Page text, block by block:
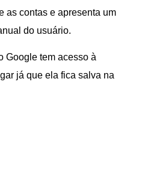
as contas e apresenta um
do usuário.
Google tem acesso à
já que ela fica salva na